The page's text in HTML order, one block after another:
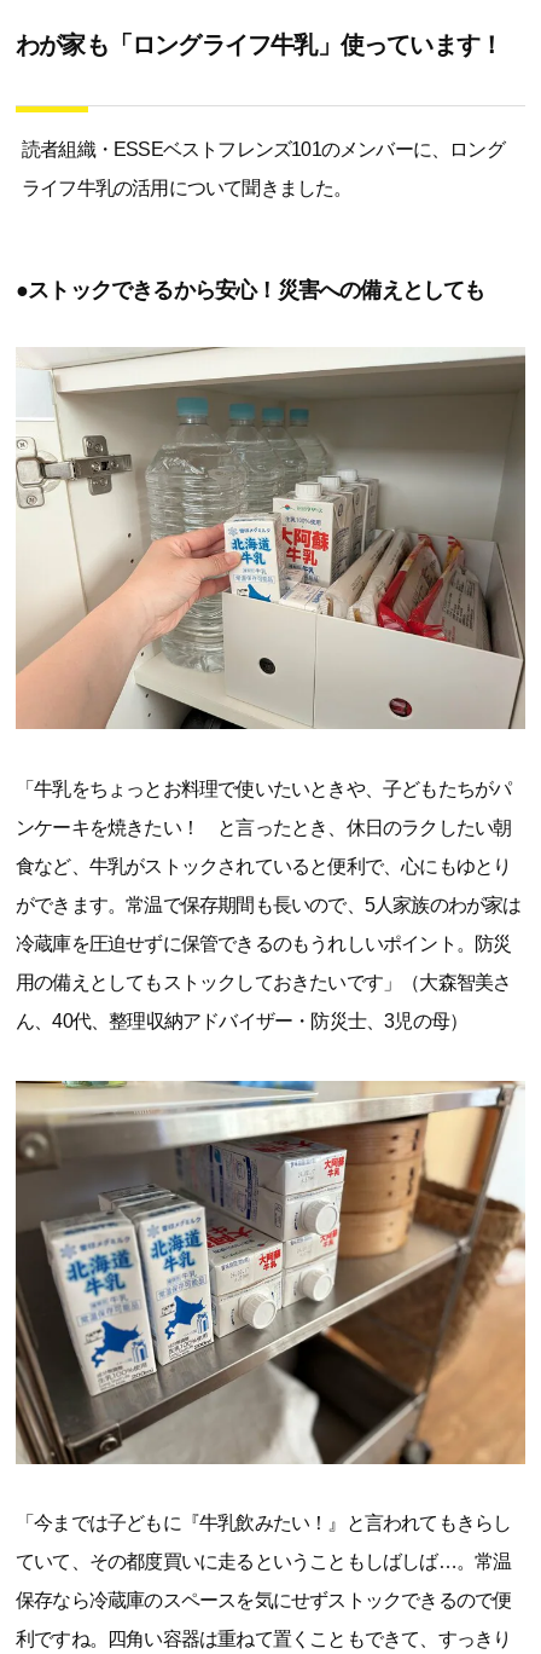
わが家も「ロングライフ牛乳」使っています！
読者組織・ESSEベストフレンズ101のメンバーに、ロング
ライフ牛乳の活用について聞きました。
●ストックできるから安心！災害への備えとしても
「牛乳をちょっとお料理で使いたいときや、子どもたちがパ
ンケーキを焼きたい！ と言ったとき、休日のラクしたい朝
食など、牛乳がストックされていると便利で、心にもゆとり
ができます。常温で保存期間も長いので、5人家族のわが家は
冷蔵庫を圧迫せずに保管できるのもうれしいポイント。防災
用の備えとしてもストックしておきたいです」（大森智美さ
ん、40代、整理収納アドバイザー・防災士、3児の母）
「今までは子どもに『牛乳飲みたい！』と言われてもきらし
ていて、その都度買いに走るということもしばしば…。常温
保存なら冷蔵庫のスペースを気にせずストックできるので便
利ですね。四角い容器は重ねて置くこともできて、すっきり